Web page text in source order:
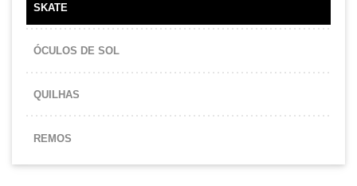
SKATE
ÓCULOS DE SOL
QUILHAS
REMOS